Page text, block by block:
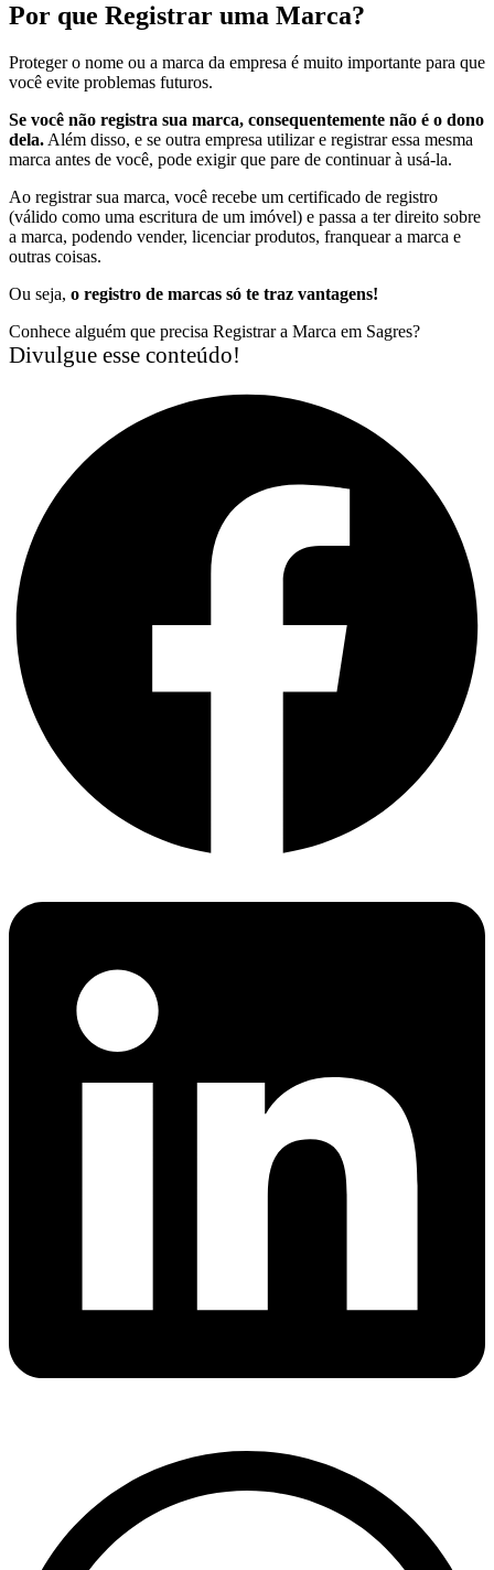
Por que Registrar uma Marca?
Proteger o nome ou a marca da empresa é muito importante para que
você evite problemas futuros.
Se você não registra sua marca, consequentemente não é o dono
dela. Além disso, e se outra empresa utilizar e registrar essa mesma
marca antes de você, pode exigir que pare de continuar à usá-la.
Ao registrar sua marca, você recebe um certificado de registro
(válido como uma escritura de um imóvel) e passa a ter direito sobre
a marca, podendo vender, licenciar produtos, franquear a marca e
outras coisas.
Ou seja, o registro de marcas só te traz vantagens!
Conhece alguém que precisa Registrar a Marca em Sagres?
Divulgue esse conteúdo!